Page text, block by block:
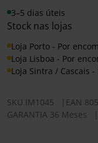
3–5 dias úteis
Stock nas lojas
Loja Porto - Por
Loja Lisboa - Por
Loja Sintra / Cascais
SKU IM1045 EAN
GARANTIA 36 Meses